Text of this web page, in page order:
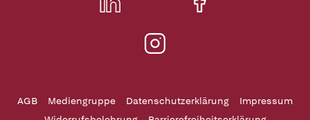
AGB Mediengruppe Datenschutzerklärung
Impressum